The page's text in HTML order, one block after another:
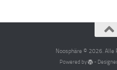
Noosphäre © 2026. Alle
Powered by -